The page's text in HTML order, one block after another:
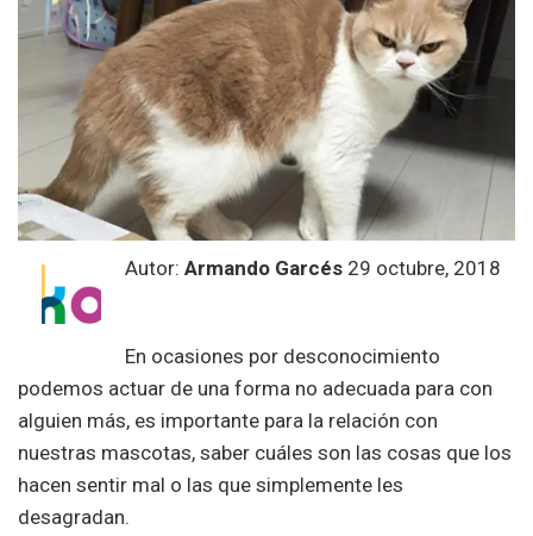
Autor: Armando Garcés 29 octubre, 2018
En ocasiones por desconocimiento
podemos actuar de una forma no adecuada para con
alguien más, es importante para la relación con
nuestras mascotas, saber cuáles son las cosas que los
hacen sentir mal o las que simplemente les
desagradan.